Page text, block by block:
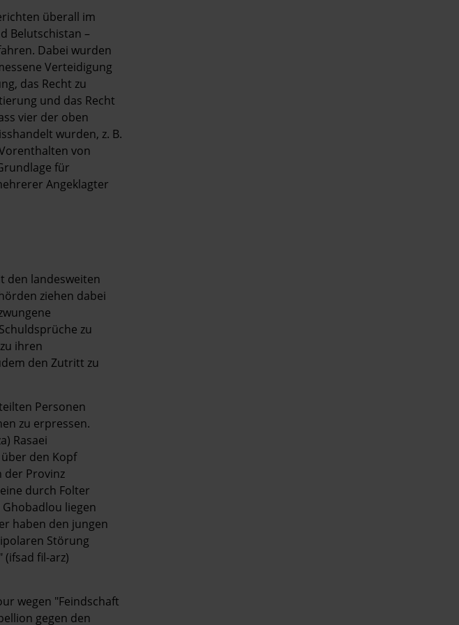
überall im
Belutschistan –
Dabei wurden
Verteidigung
das Recht zu
und das Recht
vier der oben
wurden, z. B.
von
für
Angeklagter
den landesweiten
ziehen dabei
zu
ihren
den Zutritt zu
Personen
zu erpressen.
Rasaei
den Kopf
der Provinz
durch Folter
liegen
haben den jungen
Störung
fil-arz)
wegen "Feindschaft
gegen den